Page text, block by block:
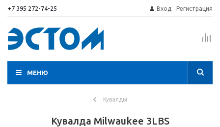
+7 395 272-74-25 Вход Регистрация
МЕНЮ
Кувалды
Кувалда Milwaukee 3LBS